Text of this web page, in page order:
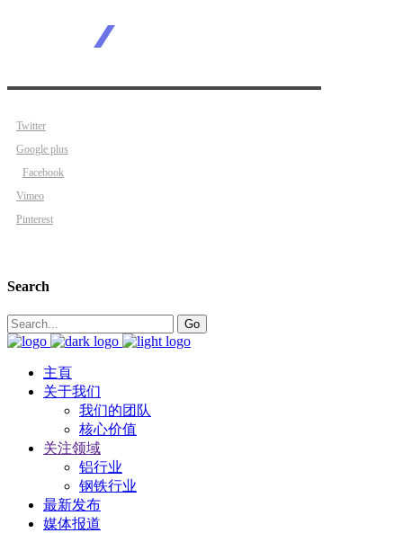
Twitter
Google plus
Facebook
Vimeo
Pinterest
Search
Search
for:
Go
主頁
关于我们
我们的团队
核心价值
关注领域
铝行业
钢铁行业
最新发布
媒体报道